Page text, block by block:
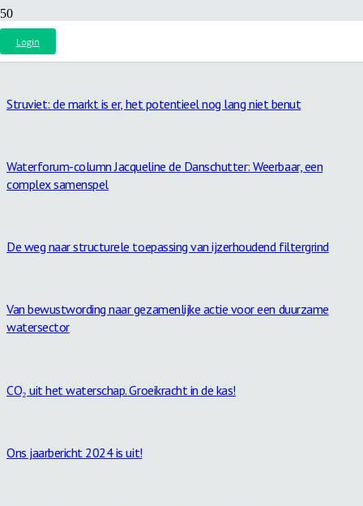
Login
Ons jaarbericht 2025 is uit: Alles eruit halen wat erin zit!
Struviet: de markt is er, het potentieel nog lang niet benut
Waterforum-column Jacqueline de Danschutter: Weerbaar, een
complex samenspel
De weg naar structurele toepassing van ijzerhoudend filtergrind
Van bewustwording naar gezamenlijke actie voor een duurzame
watersector
CO₂ uit het waterschap. Groeikracht in de kas!
Ons jaarbericht 2024 is uit!